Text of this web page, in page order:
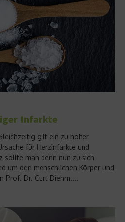
Infarkte
gilt ein zu hoher
für Herzinfarkte und
sollte man denn nun zu sich
um den menschlichen Körper und
Prof. Dr. Curt Diehm....